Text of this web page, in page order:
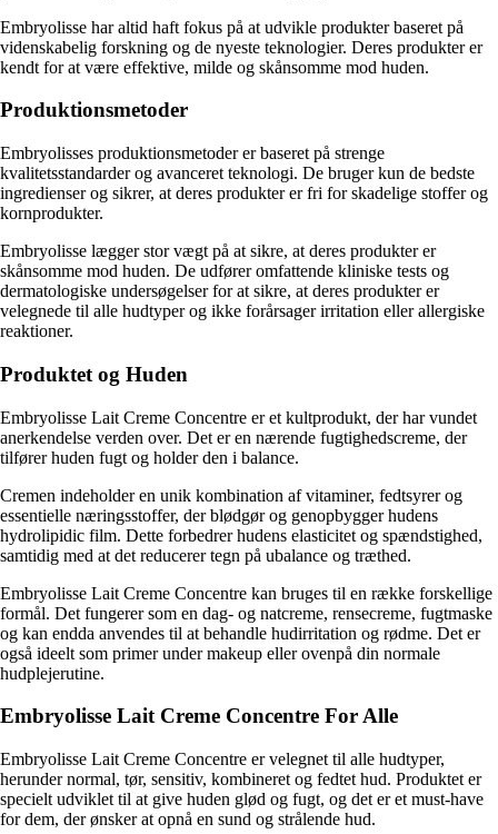
Embryolisse har altid haft fokus på at udvikle produkter baseret på
videnskabelig forskning og de nyeste teknologier. Deres produkter er
kendt for at være effektive, milde og skånsomme mod huden.
Produktionsmetoder
Embryolisses produktionsmetoder er baseret på strenge
kvalitetsstandarder og avanceret teknologi. De bruger kun de bedste
ingredienser og sikrer, at deres produkter er fri for skadelige stoffer og
kornprodukter.
Embryolisse lægger stor vægt på at sikre, at deres produkter er
skånsomme mod huden. De udfører omfattende kliniske tests og
dermatologiske undersøgelser for at sikre, at deres produkter er
velegnede til alle hudtyper og ikke forårsager irritation eller allergiske
reaktioner.
Produktet og Huden
Embryolisse Lait Creme Concentre er et kultprodukt, der har vundet
anerkendelse verden over. Det er en nærende fugtighedscreme, der
tilfører huden fugt og holder den i balance.
Cremen indeholder en unik kombination af vitaminer, fedtsyrer og
essentielle næringsstoffer, der blødgør og genopbygger hudens
hydrolipidic film. Dette forbedrer hudens elasticitet og spændstighed,
samtidig med at det reducerer tegn på ubalance og træthed.
Embryolisse Lait Creme Concentre kan bruges til en række forskellige
formål. Det fungerer som en dag- og natcreme, rensecreme, fugtmaske
og kan endda anvendes til at behandle hudirritation og rødme. Det er
også ideelt som primer under makeup eller ovenpå din normale
hudplejerutine.
Embryolisse Lait Creme Concentre For Alle
Embryolisse Lait Creme Concentre er velegnet til alle hudtyper,
herunder normal, tør, sensitiv, kombineret og fedtet hud. Produktet er
specielt udviklet til at give huden glød og fugt, og det er et must-have
for dem, der ønsker at opnå en sund og strålende hud.